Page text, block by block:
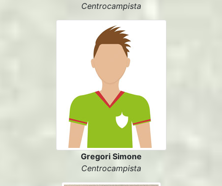
Centrocampista
Gregori Simone
Centrocampista